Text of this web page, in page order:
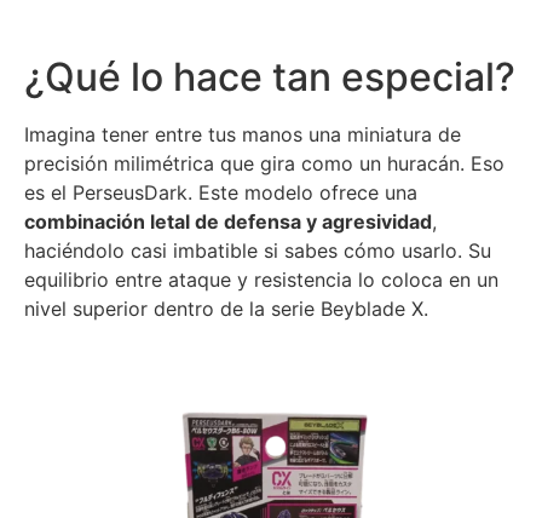
¿Qué lo hace tan especial?
Imagina tener entre tus manos una miniatura de
precisión milimétrica que gira como un huracán. Eso
es el PerseusDark. Este modelo ofrece una
combinación letal de defensa y agresividad,
haciéndolo casi imbatible si sabes cómo usarlo. Su
equilibrio entre ataque y resistencia lo coloca en un
nivel superior dentro de la serie Beyblade X.